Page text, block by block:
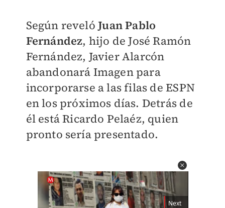
Según revelóJuan Pablo
Fernández, hijo de José Ramón
Fernández, Javier Alarcón
abandonará Imagen para
incorporarse a las filas de ESPN
en los próximos días. Detrás de
él está Ricardo Pelaéz, quien
pronto sería presentado.